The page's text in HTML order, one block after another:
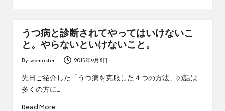
うつ病と診断されてやってはいけないこ
と。やらないといけないこと。
by
By wpmaster 2015年9月8日
先日ご紹介した「うつ病を克服した４つの方法」の話は
多くの方に…
Read More